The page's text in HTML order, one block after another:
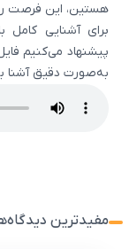
هستین، این فرصت
برای آشنایی کامل
پیشنهاد می‌کنیم
به‌صورت دقیق آشنا
مفیدترین